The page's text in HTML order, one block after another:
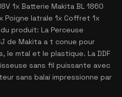
1x Batterie Makita BL 1860
Poigne latrale 1x Coffret 1x
produit: La Perceuse
de Makita a t conue pour
le mtal et le plastique. La DDF
sans fil puissante avec
sans balai impressionne par